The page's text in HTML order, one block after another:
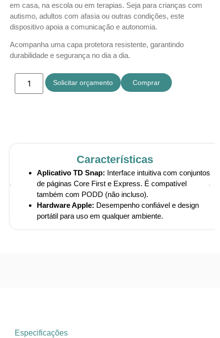
em casa, na escola ou em terapias. Seja para crianças com
autismo, adultos com afasia ou outras condições, este
dispositivo apoia a comunicação e autonomia.
Acompanha uma capa protetora resistente, garantindo
durabilidade e segurança no dia a dia.
Solicitar orçamento Comprar
Características
Aplicativo TD Snap: Interface intuitiva com conjuntos
de páginas Core First e Express. É compatível
também com PODD (não incluso).
Hardware Apple: Desempenho confiável e design
portátil para uso em qualquer ambiente.
Especificações